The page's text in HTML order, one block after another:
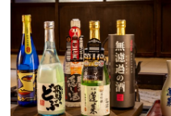
行きたいリスト